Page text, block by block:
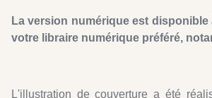
La version numérique est disponible
votre libraire numérique préféré,
L'illustration de couverture a été